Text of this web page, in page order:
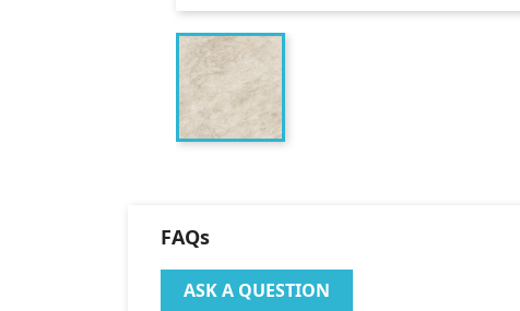
FAQs
ASK A QUESTION